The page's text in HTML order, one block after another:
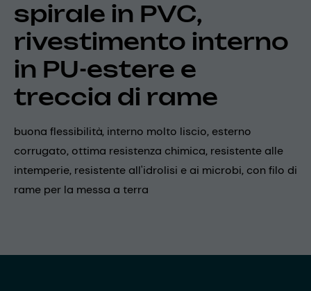
spirale in PVC,
rivestimento interno
in PU-estere e
treccia di rame
buona flessibilità, interno molto liscio, esterno
corrugato, ottima resistenza chimica, resistente alle
intemperie, resistente all'idrolisi e ai microbi, con filo di
rame per la messa a terra